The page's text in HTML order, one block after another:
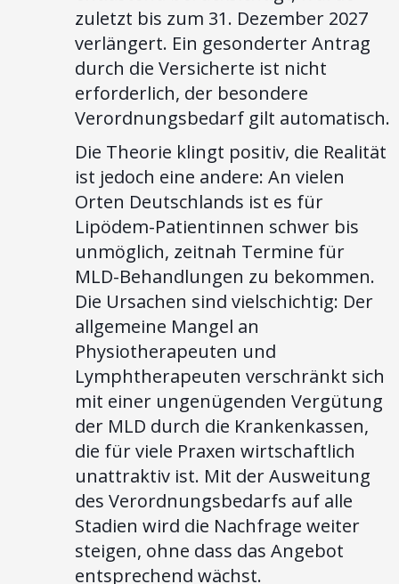
zuletzt bis zum 31. Dezember 2027
verlängert. Ein gesonderter Antrag
durch die Versicherte ist nicht
erforderlich, der besondere
Verordnungsbedarf gilt automatisch.
Die Theorie klingt positiv, die Realität
ist jedoch eine andere: An vielen
Orten Deutschlands ist es für
Lipödem-Patientinnen schwer bis
unmöglich, zeitnah Termine für
MLD-Behandlungen zu bekommen.
Die Ursachen sind vielschichtig: Der
allgemeine Mangel an
Physiotherapeuten und
Lymphtherapeuten verschränkt sich
mit einer ungenügenden Vergütung
der MLD durch die Krankenkassen,
die für viele Praxen wirtschaftlich
unattraktiv ist. Mit der Ausweitung
des Verordnungsbedarfs auf alle
Stadien wird die Nachfrage weiter
steigen, ohne dass das Angebot
entsprechend wächst.